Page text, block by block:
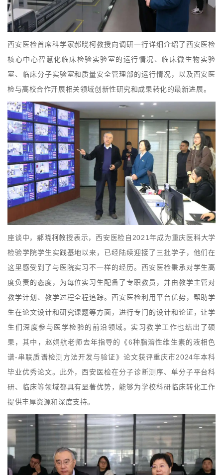
西安医检首席科学家郝晓柯教授向调研一行详细介绍了西安医检
核心中心智慧化临床检验实验室的运行情况、临床微生物实验
室、临床分子实验室和质量安全管理部的运行情况，以及西安医
检与高校合作开展相关领域创新性研究和成果转化的最新进展。
座谈中，郝晓柯教授表示，西安医检自2021年成为重庆医科大学
检验学院学生实践基地以来，已经陆续迎接了三批学子，他们在
这里感受到了与医院实习不一样的经历。西安医检秉承对学生高
度负责的态度，为每位实习生配备了专职教员，并由教学主管对
教学计划、教学过程全程追踪。西安医检利用平台优势，帮助学
生在论文设计和研究课题等方面，进行专门的设计和论证，让学
生们深度参与医学检验的前沿领域。实习教学工作也结出了硕
果，其中，赵娟航老师去年指导的《6种脂溶性维生素的液相色
谱-串联质谱检测方法开发与验证》论文获评重庆市2024年本科
毕业优秀论文。此外，西安医检在分子诊断测序、单分子平台科
研、临床等领域都具有显著优势，能够为学校科研临床转化工作
提供丰厚资源和深度支持。